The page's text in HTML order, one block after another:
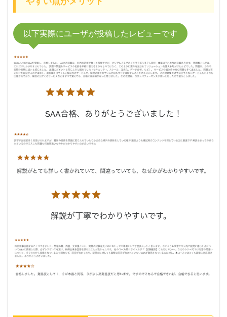
以下実際にユーザが投稿したレビューです